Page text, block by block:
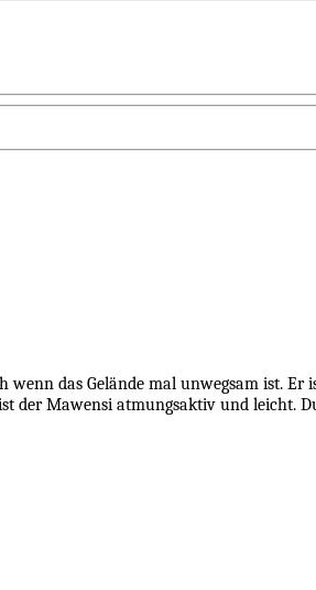
wenn das Gelände mal unwegsam ist.
der Mawensi atmungsaktiv und leicht.